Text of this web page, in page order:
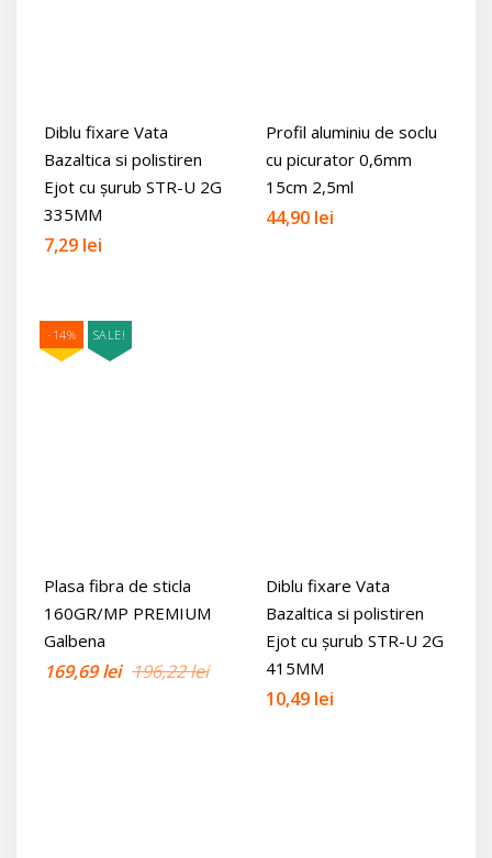
Diblu fixare Vata
Bazaltica si polistiren
Ejot cu șurub STR-U 2G
335MM
7,29 lei
Profil aluminiu de soclu
cu picurator 0,6mm
15cm 2,5ml
44,90 lei
-14% SALE!
Plasa fibra de sticla
160GR/MP PREMIUM
Galbena
196,22leiPrețul
169,69lei
Prețul
Diblu fixare Vata
Bazaltica si polistiren
Ejot cu șurub STR-U 2G
415MM
10,49 lei